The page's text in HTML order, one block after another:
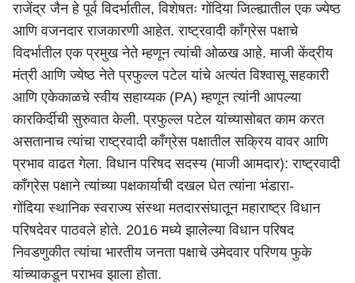
राजेंद्र जैन हे पूर्व विदर्भातील, विशेषतः गोंदिया जिल्ह्यातील एक ज्येष्ठ
आणि वजनदार राजकारणी आहेत. राष्ट्रवादी काँग्रेस पक्षाचे
विदर्भातील एक प्रमुख नेते म्हणून त्यांची ओळख आहे. माजी केंद्रीय
मंत्री आणि ज्येष्ठ नेते प्रफुल्ल पटेल यांचे अत्यंत विश्वासू सहकारी
आणि एकेकाळचे स्वीय सहाय्यक (PA) म्हणून त्यांनी आपल्या
कारकिर्दीची सुरुवात केली. प्रफुल्ल पटेल यांच्यासोबत काम करत
असतानाच त्यांचा राष्ट्रवादी काँग्रेस पक्षातील सक्रिय वावर आणि
प्रभाव वाढत गेला. विधान परिषद सदस्य (माजी आमदार): राष्ट्रवादी
काँग्रेस पक्षाने त्यांच्या पक्षकार्याची दखल घेत त्यांना भंडारा-
गोंदियास्थानिक स्वराज्य संस्था मतदारसंघातूनमहाराष्ट्र विधान
परिषदेवर पाठवले होते. 2016 मध्ये झालेल्या विधान परिषद
निवडणुकीत त्यांचा भारतीय जनता पक्षाचे उमेदवार परिणय फुके
यांच्याकडून पराभव झाला होता.